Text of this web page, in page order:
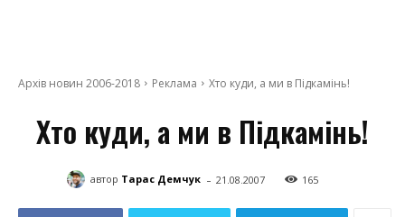
Архів новин 2006-2018 Реклама Хто куди, а ми в Підкамінь!
Хто куди, а ми в Підкамінь!
автор Тарас Демчук - 21.08.2007 165